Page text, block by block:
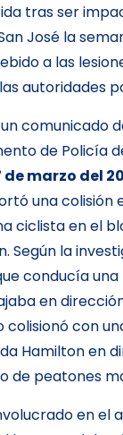
tras ser
José la
a las
autoridades
comunicado
de Policía
de marzo del
una colisión
ciclista en el
Según la
conducía una
en
colisionó con
Hamilton en
de peatones
en el